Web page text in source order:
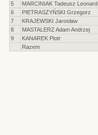
5
MARCINIAK Tadeusz Leonard
6
PIETRASZYŃSKI Grzegorz
7
KRAJEWSKI Jarosław
8
MASTALERZ Adam Andrzej
9
KANAREK Piotr
Razem